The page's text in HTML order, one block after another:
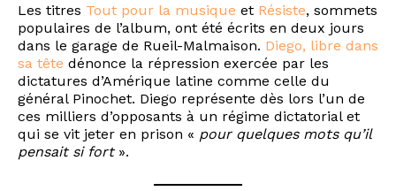
Les titres Tout pour la musique et Résiste, sommets
populaires de l’album, ont été écrits en deux jours
dans le garage de Rueil-Malmaison. Diego, libre dans
sa tête dénonce la répression exercée par les
dictatures d’Amérique latine comme celle du
général Pinochet. Diego représente dès lors l’un de
ces milliers d’opposants à un régime dictatorial et
qui se vit jeter en prison « pour quelques mots qu’il
pensait si fort».